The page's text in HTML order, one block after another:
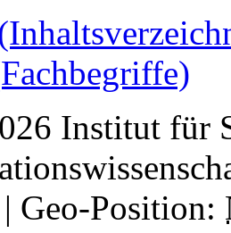
Institut für
| Geo-Position: